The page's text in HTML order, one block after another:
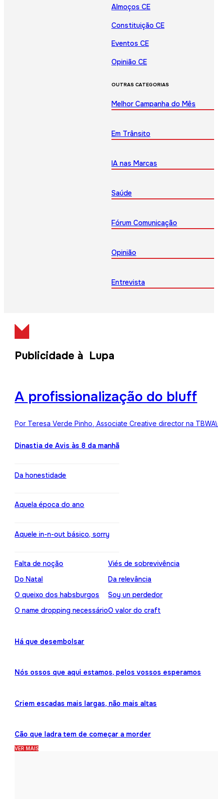
Almoços CE
Constituição CE
Eventos CE
Opinião CE
OUTRAS CATEGORIAS
Melhor Campanha do Mês
Em Trânsito
IA nas Marcas
Saúde
Fórum Comunicação
Opinião
Entrevista
Publicidade à Lupa
A profissionalização do bluff
Por Teresa Verde Pinho, Associate Creative director na
Dinastia de Avis às 8 da manhã
Da honestidade
Aquela época do ano
Aquele in-n-out básico, sorry
Falta de noção
Do Natal
O queixo dos habsburgos
O name dropping necessário
Viés de sobrevivência
Da relevância
Soy un perdedor
O valor do craft
Há que desembolsar
Nós ossos que aqui estamos, pelos vossos esperamos
Criem escadas mais largas, não mais altas
Cão que ladra tem de começar a morder
VER MAIS